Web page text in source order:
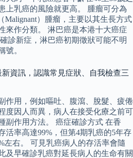
上乳癌的風險就更高。 腫瘤可分為
Malignant）腫瘤，主要以其生長方式
來作分類。 淋巴癌是本港十大癌症
診新症，淋巴癌初期徵狀可能不明
號。
資訊，認識常見症狀、自我檢查三
作用，例如嘔吐、腹瀉、脫髮、疲倦
度因人而異，病人在接受化療之前可
副作用方法。 癌症確診方式 在香
活率高達99%，但第4期乳癌的5年存
左右。 可見乳癌病人的存活率會隨
及早確診乳癌對延長病人的生命有關